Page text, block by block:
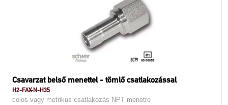
Csavarzat belső menettel - tömlő csatlakozással
H2-FAX-N-H35
colos vagy metrikus csatlakozás NPT menetre